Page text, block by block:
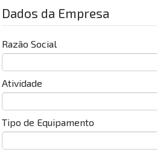
Seguros
▼
Dados da Empresa
Razão Social
Atividade
Tipo de Equipamento